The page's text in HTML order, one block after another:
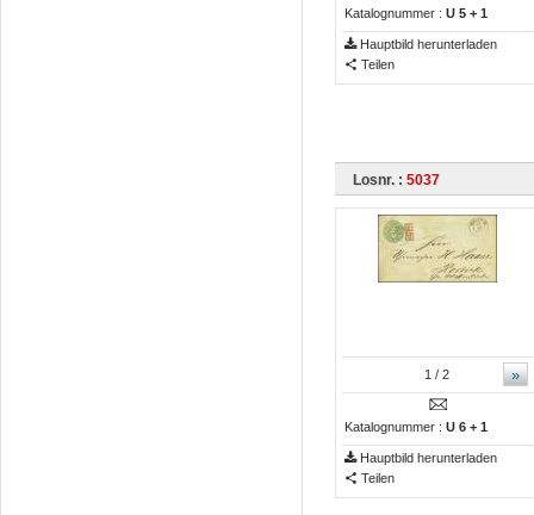
Katalognummer : U 5 + 1
Hauptbild herunterladen
Teilen
Losnr. : 5037
»
1 / 2
Katalognummer : U 6 + 1
Hauptbild herunterladen
Teilen